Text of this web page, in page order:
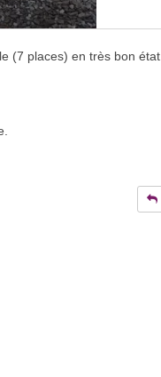
(7 places) en très bon état.